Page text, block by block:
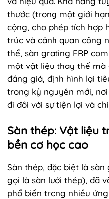
thước (trong một giới
cộng, cho phép tích hợp
trúc và cảnh quan công
thể, sàn grating FRP
một vật liệu thay thế mà
đáng giá, định hình lại
trong kỷ nguyên mới,
đi đôi với sự tiện lợi và
Sàn thép: Vật liệu
bền cơ học cao
Sàn thép, đặc biệt là
gọi là sàn lưới thép), đã
phổ biến trong nhiều